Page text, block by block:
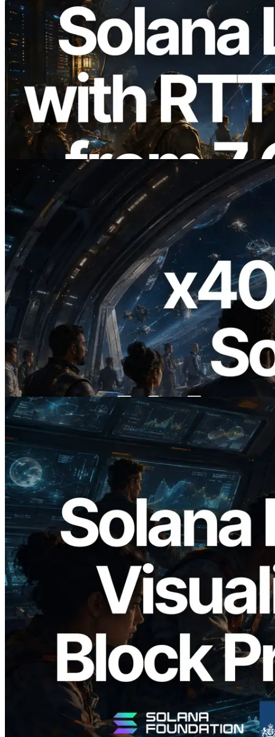
2026.08.05
ERPC Breidt Solana Leader Slot API Uit
met Pingmeting vanuit 7 Wereldwijde
Regio’s — Validators Information API
Ook Gelanceerd
2026.07.04
ERPC Lanceert x402-Enabled Solana
RPC — Het Tijdperk Waarin AI Agents
On Demand Voor API's Betalen
Lees dit artikel
2026.05.24
Validators Solutions lanceert Solana
Block Analyzer — blockproductietijd per
slot en de toegewezen validator
gevisualiseerd